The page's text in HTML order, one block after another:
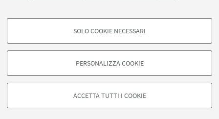
COOKIE DI PROFILAZIONE - FACOLTATIVI
degli utenti, creare profili in base al loro comportamento sul sito, per analisi
di marketing.
Google/Youtube Video
SOLO COOKIE NECESSARI
PERSONALIZZA COOKIE
ACCETTA TUTTI I COOKIE
©Copyright 2026 - ALMA MATER STUDIORUM - Università di
Bologna - Via Zamboni, 33 - 40126 Bologna - PI: 01131710376 - CF:
80007010376
Privacy
Note legali
Informazioni sul sito e accessibilità
Impostazioni Cookie